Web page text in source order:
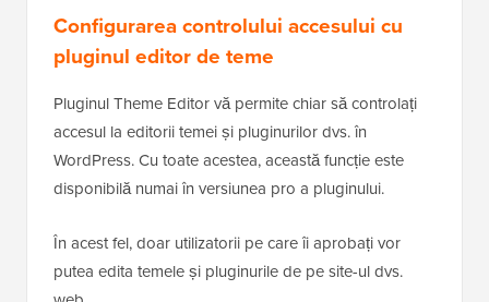
Configurarea controlului accesului cu
pluginul editor de teme
Pluginul Theme Editor vă permite chiar să controlați
accesul la editorii temei și pluginurilor dvs. în
WordPress. Cu toate acestea, această funcție este
disponibilă numai în versiunea pro a pluginului.
În acest fel, doar utilizatorii pe care îi aprobați vor
putea edita temele și pluginurile de pe site-ul dvs.